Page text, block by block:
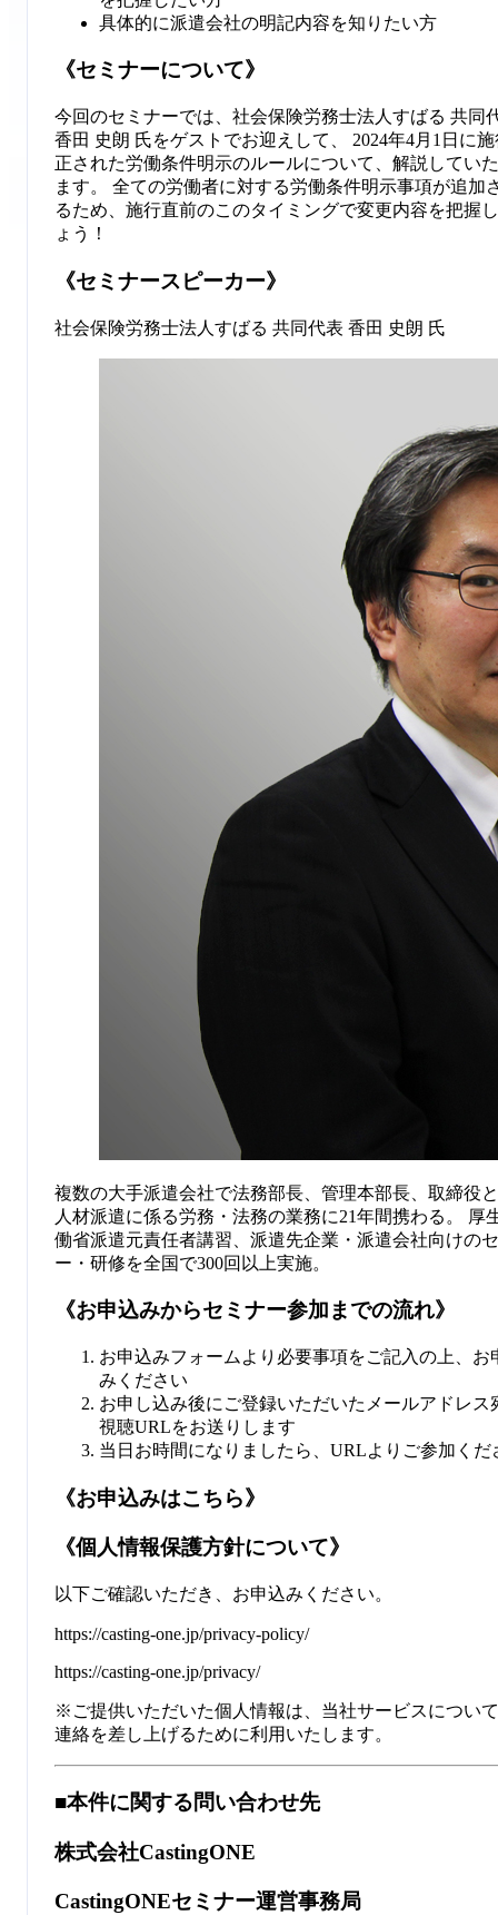
具体的に派遣会社の明記内容を知りたい方
《セミナーについて》
今回のセミナーでは、社会保険労務士法人すばる 共同
香田 史朗 氏をゲストでお迎えして、 2024年4月1日に
正された労働条件明示のルールについて、解説してい
ます。 全ての労働者に対する労働条件明示事項が追加
るため、施行直前のこのタイミングで変更内容を把握
ょう！
《セミナースピーカー》
社会保険労務士法人すばる 共同代表 香田 史朗 氏
複数の大手派遣会社で法務部長、管理本部長、取締役
人材派遣に係る労務・法務の業務に21年間携わる。 厚
働省派遣元責任者講習、派遣先企業・派遣会社向けの
ー・研修を全国で300回以上実施。
《お申込みからセミナー参加までの流れ》
お申込みフォームより必要事項をご記入の上、お
みください
お申し込み後にご登録いただいたメールアドレス
視聴URLをお送りします
当日お時間になりましたら、URLよりご参加くだ
《お申込みはこちら》
《個人情報保護方針について》
以下ご確認いただき、お申込みください。
https://casting-one.jp/privacy-policy/
https://casting-one.jp/privacy/
※ご提供いただいた個人情報は、当社サービスについ
連絡を差し上げるために利用いたします。
■本件に関する問い合わせ先
株式会社CastingONE
CastingONEセミナー運営事務局